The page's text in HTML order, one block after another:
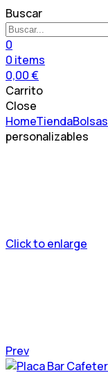
Buscar
0
0 items
0,00€
Carrito
Close
HomeTiendaBolsas
personalizables
Click to enlarge
Prev